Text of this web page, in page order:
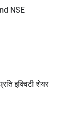
NSE
इक्विटी शेयर